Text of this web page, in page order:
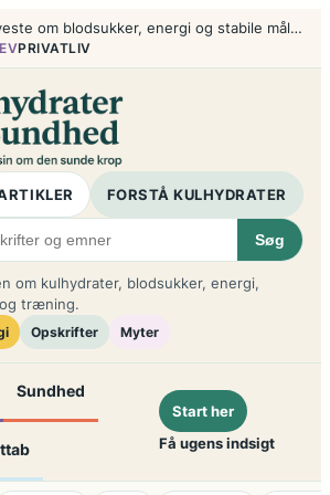
Nyeste om blodsukker, energi og stabile måltider
PRIVATLIV
FORSTÅ KULHYDRATER
Søg
om kulhydrater, blodsukker, energi,
træning.
Opskrifter Myter
Sundhed
Start her
Få ugens indsigt